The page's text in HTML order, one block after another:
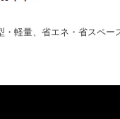
軽量、省エネ・省スペ